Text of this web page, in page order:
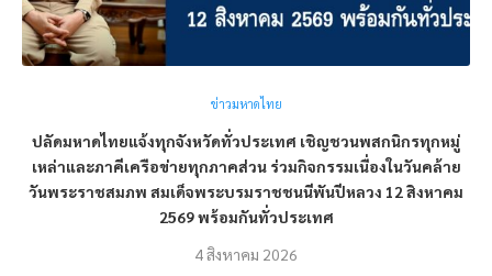
ข่าวมหาดไทย
ปลัดมหาดไทยแจ้งทุกจังหวัดทั่วประเทศ เชิญชวนพสกนิกรทุกหมู่
เหล่าและภาคีเครือข่ายทุกภาคส่วน ร่วมกิจกรรมเนื่องในวันคล้าย
วันพระราชสมภพ สมเด็จพระบรมราชชนนีพันปีหลวง 12 สิงหาคม
2569 พร้อมกันทั่วประเทศ
4 สิงหาคม 2026